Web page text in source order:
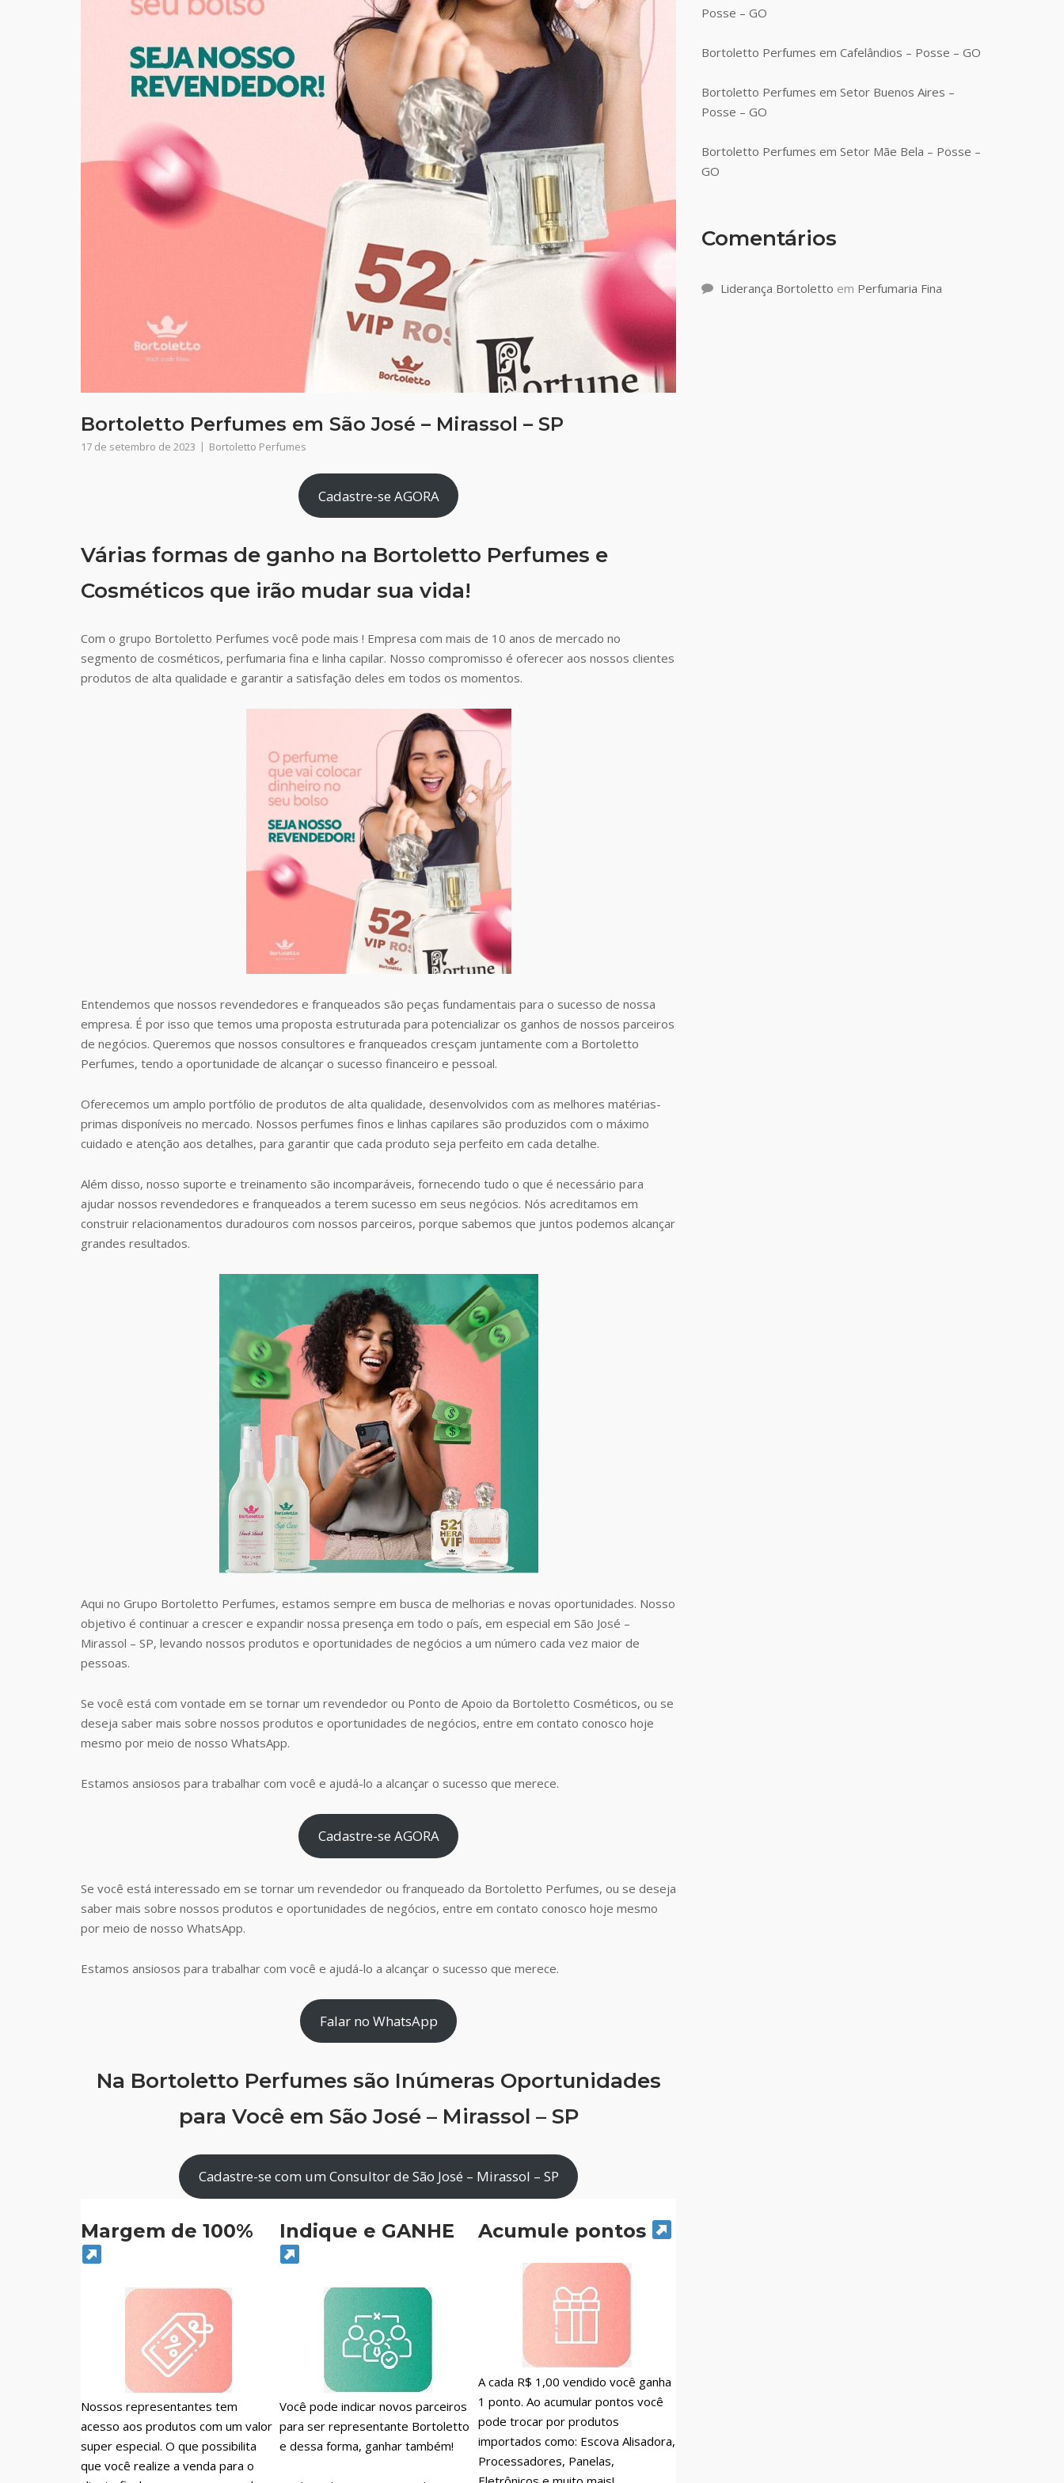
Bortoletto Perfumes em São José – Mirassol – SP
17 de setembro de 2023 Bortoletto Perfumes
Cadastre-se AGORA
Várias formas de ganho na Bortoletto Perfumes e
Cosméticos que irão mudar sua vida!
Com o grupo Bortoletto Perfumes você pode mais ! Empresa com mais de 10 anos de mercado no
segmento de cosméticos, perfumaria fina e linha capilar. Nosso compromisso é oferecer aos nossos clientes
produtos de alta qualidade e garantir a satisfação deles em todos os momentos.
Entendemos que nossos revendedores e franqueados são peças fundamentais para o sucesso de nossa
empresa. É por isso que temos uma proposta estruturada para potencializar os ganhos de nossos parceiros
de negócios. Queremos que nossos consultores e franqueados cresçam juntamente com a Bortoletto
Perfumes, tendo a oportunidade de alcançar o sucesso financeiro e pessoal.
Oferecemos um amplo portfólio de produtos de alta qualidade, desenvolvidos com as melhores matérias-
primas disponíveis no mercado. Nossos perfumes finos e linhas capilares são produzidos com o máximo
cuidado e atenção aos detalhes, para garantir que cada produto seja perfeito em cada detalhe.
Além disso, nosso suporte e treinamento são incomparáveis, fornecendo tudo o que é necessário para
ajudar nossos revendedores e franqueados a terem sucesso em seus negócios. Nós acreditamos em
construir relacionamentos duradouros com nossos parceiros, porque sabemos que juntos podemos alcançar
grandes resultados.
Aqui no Grupo Bortoletto Perfumes, estamos sempre em busca de melhorias e novas oportunidades. Nosso
objetivo é continuar a crescer e expandir nossa presença em todo o país, em especial em São José –
Mirassol – SP, levando nossos produtos e oportunidades de negócios a um número cada vez maior de
pessoas.
Se você está com vontade em se tornar um revendedor ou Ponto de Apoio da Bortoletto Cosméticos, ou se
deseja saber mais sobre nossos produtos e oportunidades de negócios, entre em contato conosco hoje
mesmo por meio de nosso WhatsApp.
Estamos ansiosos para trabalhar com você e ajudá-lo a alcançar o sucesso que merece.
Cadastre-se AGORA
Se você está interessado em se tornar um revendedor ou franqueado da Bortoletto Perfumes, ou se deseja
saber mais sobre nossos produtos e oportunidades de negócios, entre em contato conosco hoje mesmo
por meio de nosso WhatsApp.
Estamos ansiosos para trabalhar com você e ajudá-lo a alcançar o sucesso que merece.
Falar no WhatsApp
Na Bortoletto Perfumes são Inúmeras Oportunidades
para Você em São José – Mirassol – SP
Cadastre-se com um Consultor de São José – Mirassol – SP
Margem de 100%
Nossos representantes tem
acesso aos produtos com um valor
super especial. O que possibilita
que você realize a venda para o
Indique e GANHE
Você pode indicar novos parceiros
para ser representante Bortoletto
e dessa forma, ganhar também!
Acumule pontos
A cada R$ 1,00 vendido você ganha
1 ponto. Ao acumular pontos você
pode trocar por produtos
importados como: Escova Alisadora,
Processadores, Panelas,
Posse – GO
Bortoletto Perfumes em Cafelândios – Posse – GO
Bortoletto Perfumes em Setor Buenos Aires –
Posse – GO
Bortoletto Perfumes em Setor Mãe Bela – Posse –
GO
Comentários
Liderança Bortoletto em Perfumaria Fina